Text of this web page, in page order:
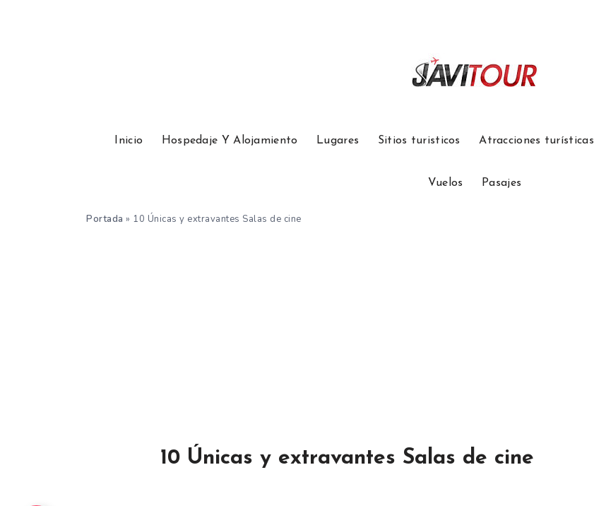
Inicio Hospedaje Y Alojamiento Lugares Sitios turisticos Atracciones turísticas
Vuelos Pasajes
Portada » 10 Únicas y extravantes Salas de cine
10 Únicas y extravantes Salas de cine